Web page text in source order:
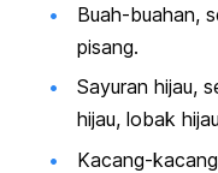
Buah-buahan,
pisang.
Sayuran hijau,
hijau, lobak
Kacang-